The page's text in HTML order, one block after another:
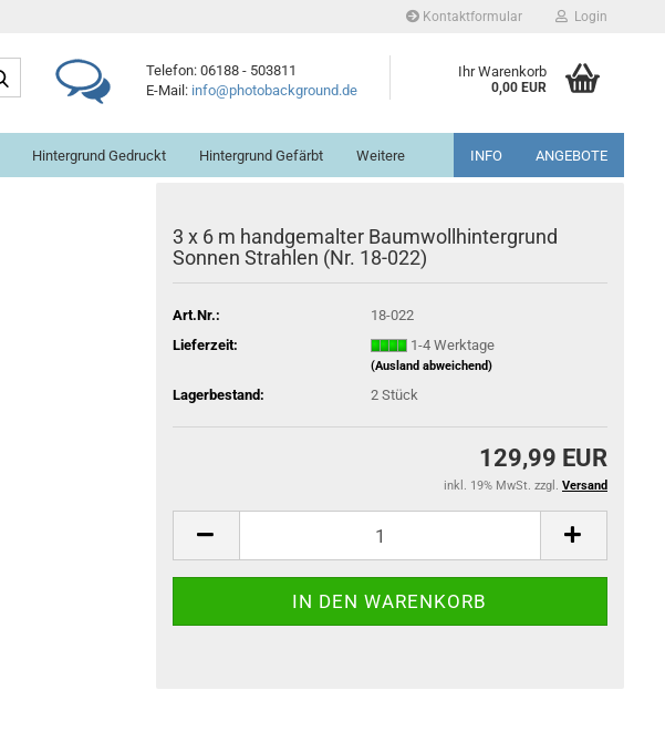
Kontaktformular Login
Suche...
Telefon: 06188 - 503811
E-Mail: info@photobackground.de
Ihr Warenkorb
0,00 EUR
Hintergrund Gedruckt Hintergrund Gefärbt INFO ANGEBOTE
Weitere
3 x 6 m handgemalter Baumwollhintergrund
Sonnen Strahlen (Nr. 18-022)
Art.Nr.:
18-022
Lieferzeit:
1-4 Werktage
(Ausland abweichend)
Lagerbestand: 2 Stück
129,99 EUR
inkl. 19% MwSt. zzgl. Versand